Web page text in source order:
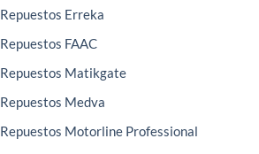
Repuestos Erreka
Repuestos FAAC
Repuestos Matikgate
Repuestos Medva
Repuestos Motorline Professional